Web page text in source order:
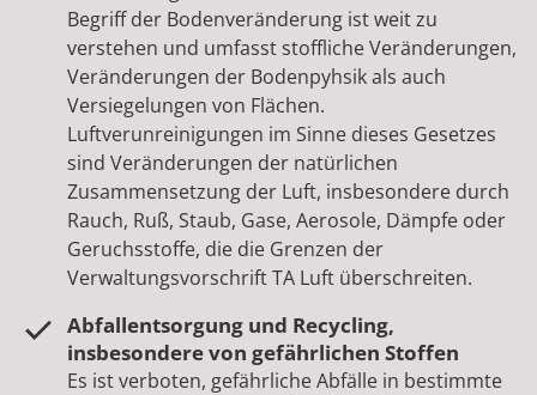
Begriff der Bodenveränderung ist weit zu
verstehen und umfasst stoffliche Veränderungen,
Veränderungen der Bodenpyhsik als auch
Versiegelungen von Flächen.
Luftverunreinigungen im Sinne dieses Gesetzes
sind Veränderungen der natürlichen
Zusammensetzung der Luft, insbesondere durch
Rauch, Ruß, Staub, Gase, Aerosole, Dämpfe oder
Geruchsstoffe, die die Grenzen der
Verwaltungsvorschrift TA Luft überschreiten.
Abfallentsorgung und Recycling,
insbesondere von gefährlichen Stoffen
Es ist verboten, gefährliche Abfälle in bestimmte